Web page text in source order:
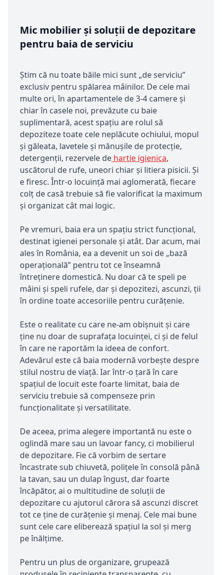
Mic mobilier și soluții de depozitare
pentru baia de serviciu
Știm că nu toate băile mici sunt „de serviciu”
exclusiv pentru spălarea mâinilor. De cele mai
multe ori, în apartamentele de 3-4 camere și
chiar în casele noi, prevăzute cu baie
suplimentară, acest spațiu are rolul să
depoziteze toate cele neplăcute ochiului, mopul
și găleata, lavetele și mănușile de protecție,
detergenții, rezervele de hartie igienica,
uscătorul de rufe, uneori chiar și litiera pisicii. Și
e firesc. Într-o locuință mai aglomerată, fiecare
colț de casă trebuie să fie valorificat la maximum
și organizat cât mai logic.
Pe vremuri, baia era un spațiu strict funcțional,
destinat igienei personale și atât. Dar acum, mai
ales în România, ea a devenit un soi de „bază
operațională” pentru tot ce înseamnă
întreținere domestică. Nu doar că te speli pe
mâini și speli rufele, dar și depozitezi, ascunzi, ții
în ordine toate accesoriile pentru curățenie.
Este o realitate cu care ne-am obișnuit și care
ține nu doar de suprafața locuinței, ci și de felul
în care ne raportăm la ideea de confort.
Adevărul este că baia modernă vorbește despre
stilul nostru de viață. Iar într-o țară în care
spațiul de locuit este foarte limitat, baia de
serviciu trebuie să compenseze prin
funcționalitate și versatilitate.
De aceea, prima alegere importantă nu este o
oglindă mare sau un lavoar fancy, ci mobilierul
de depozitare. Fie că vorbim de sertare
încastrate sub chiuvetă, polițele în consolă până
la tavan, sau un dulap îngust, dar foarte
încăpător, ai o multitudine de soluții de
depozitare cu ajutorul cărora să ascunzi discret
tot ce ține de curățenie și menaj. Cele mai bune
sunt cele care eliberează spațiul la sol și merg
pe înălțime.
Pentru un plus de organizare, grupează